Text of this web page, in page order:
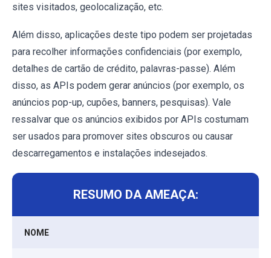
sites visitados, geolocalização, etc.
Além disso, aplicações deste tipo podem ser projetadas
para recolher informações confidenciais (por exemplo,
detalhes de cartão de crédito, palavras-passe). Além
disso, as APIs podem gerar anúncios (por exemplo, os
anúncios pop-up, cupões, banners, pesquisas). Vale
ressalvar que os anúncios exibidos por APIs costumam
ser usados para promover sites obscuros ou causar
descarregamentos e instalações indesejados.
RESUMO DA AMEAÇA:
NOME